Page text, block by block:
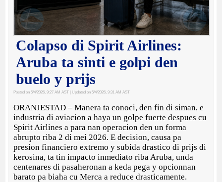
Colapso di Spirit Airlines:
Aruba ta sinti e golpi den
buelo y prijs
Posted on 5/4/2026, 9:27 AM AST | Updated on 5/4/2026, 9:31 AM AST
ORANJESTAD – Manera ta conoci, den fin di siman, e
industria di aviacion a haya un golpe fuerte despues cu
Spirit Airlines a para nan operacion den un forma
abrupto riba 2 di mei 2026. E decision, causa pa
presion financiero extremo y subida drastico di prijs di
kerosina, ta tin impacto inmediato riba Aruba, unda
centenares di pasaheronan a keda pega y opcionnan
barato pa biaha cu Merca a reduce drasticamente.